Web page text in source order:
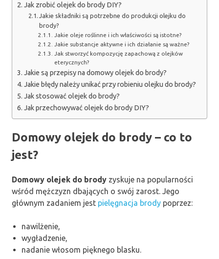
Jak zrobić olejek do brody DIY?
Jakie składniki są potrzebne do produkcji olejku do
brody?
Jakie oleje roślinne i ich właściwości są istotne?
Jakie substancje aktywne i ich działanie są ważne?
Jak stworzyć kompozycję zapachową z olejków
eterycznych?
Jakie są przepisy na domowy olejek do brody?
Jakie błędy należy unikać przy robieniu olejku do brody?
Jak stosować olejek do brody?
Jak przechowywać olejek do brody DIY?
Domowy olejek do brody – co to
jest?
Domowy olejek do brody zyskuje na popularności
wśród mężczyzn dbających o swój zarost. Jego
głównym zadaniem jest pielęgnacja brody poprzez:
nawilżenie,
wygładzenie,
nadanie włosom pięknego blasku.